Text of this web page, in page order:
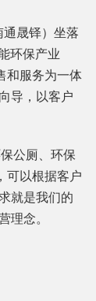
晟铎）坐落
环保产业
和服务为一体
导，以客户
公厕、环保
可以根据客户
就是我们的
理念。